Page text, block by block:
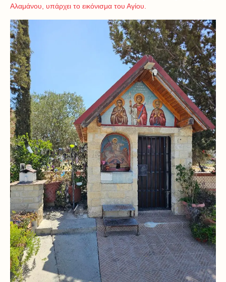
Αλαμάνου, υπάρχει το εικόνισμα του Αγίου.